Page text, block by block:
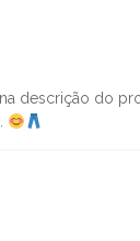
descrição do